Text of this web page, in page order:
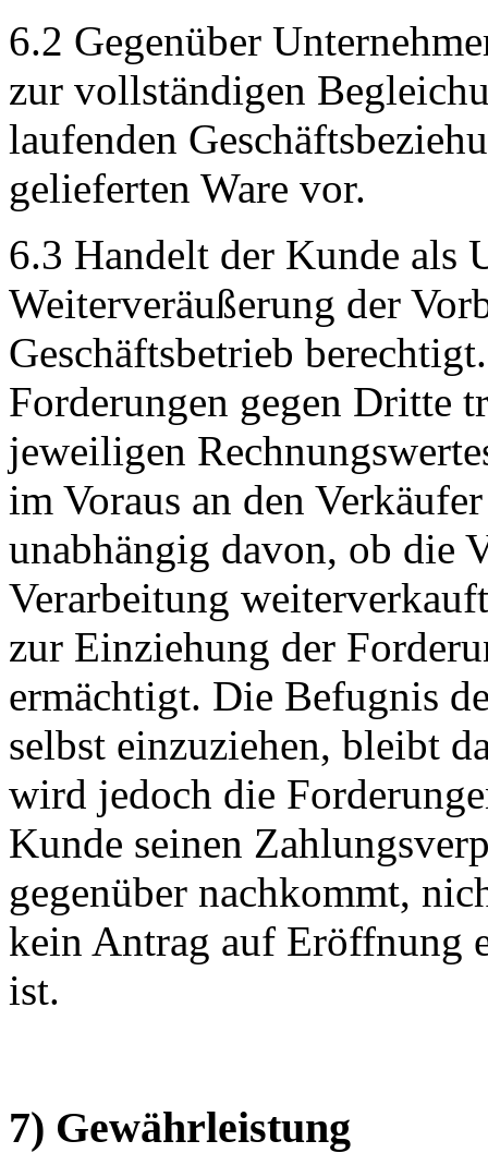
6.2 Gegenüber
zur vollständigen
laufenden
gelieferten Ware vor.
6.3 Handelt der Kunde als
Weiterveräußerung der
Geschäftsbetrieb
Forderungen gegen Dritte
jeweiligen
im Voraus an den
unabhängig davon, ob die
Verarbeitung
zur Einziehung der
ermächtigt. Die Befugnis
selbst einzuziehen, bleibt
wird jedoch die
Kunde seinen
gegenüber nachkommt,
kein Antrag auf Eröffnung
ist.
7) Gewährleistung